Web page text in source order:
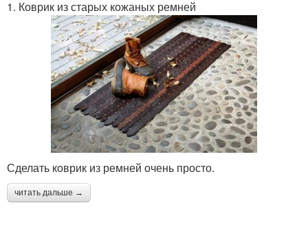
1. Коврик из старых кожаных ремней
Сделать коврик из ремней очень просто.
читать дальше →